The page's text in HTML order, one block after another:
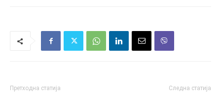
Претходна статија Следна статија